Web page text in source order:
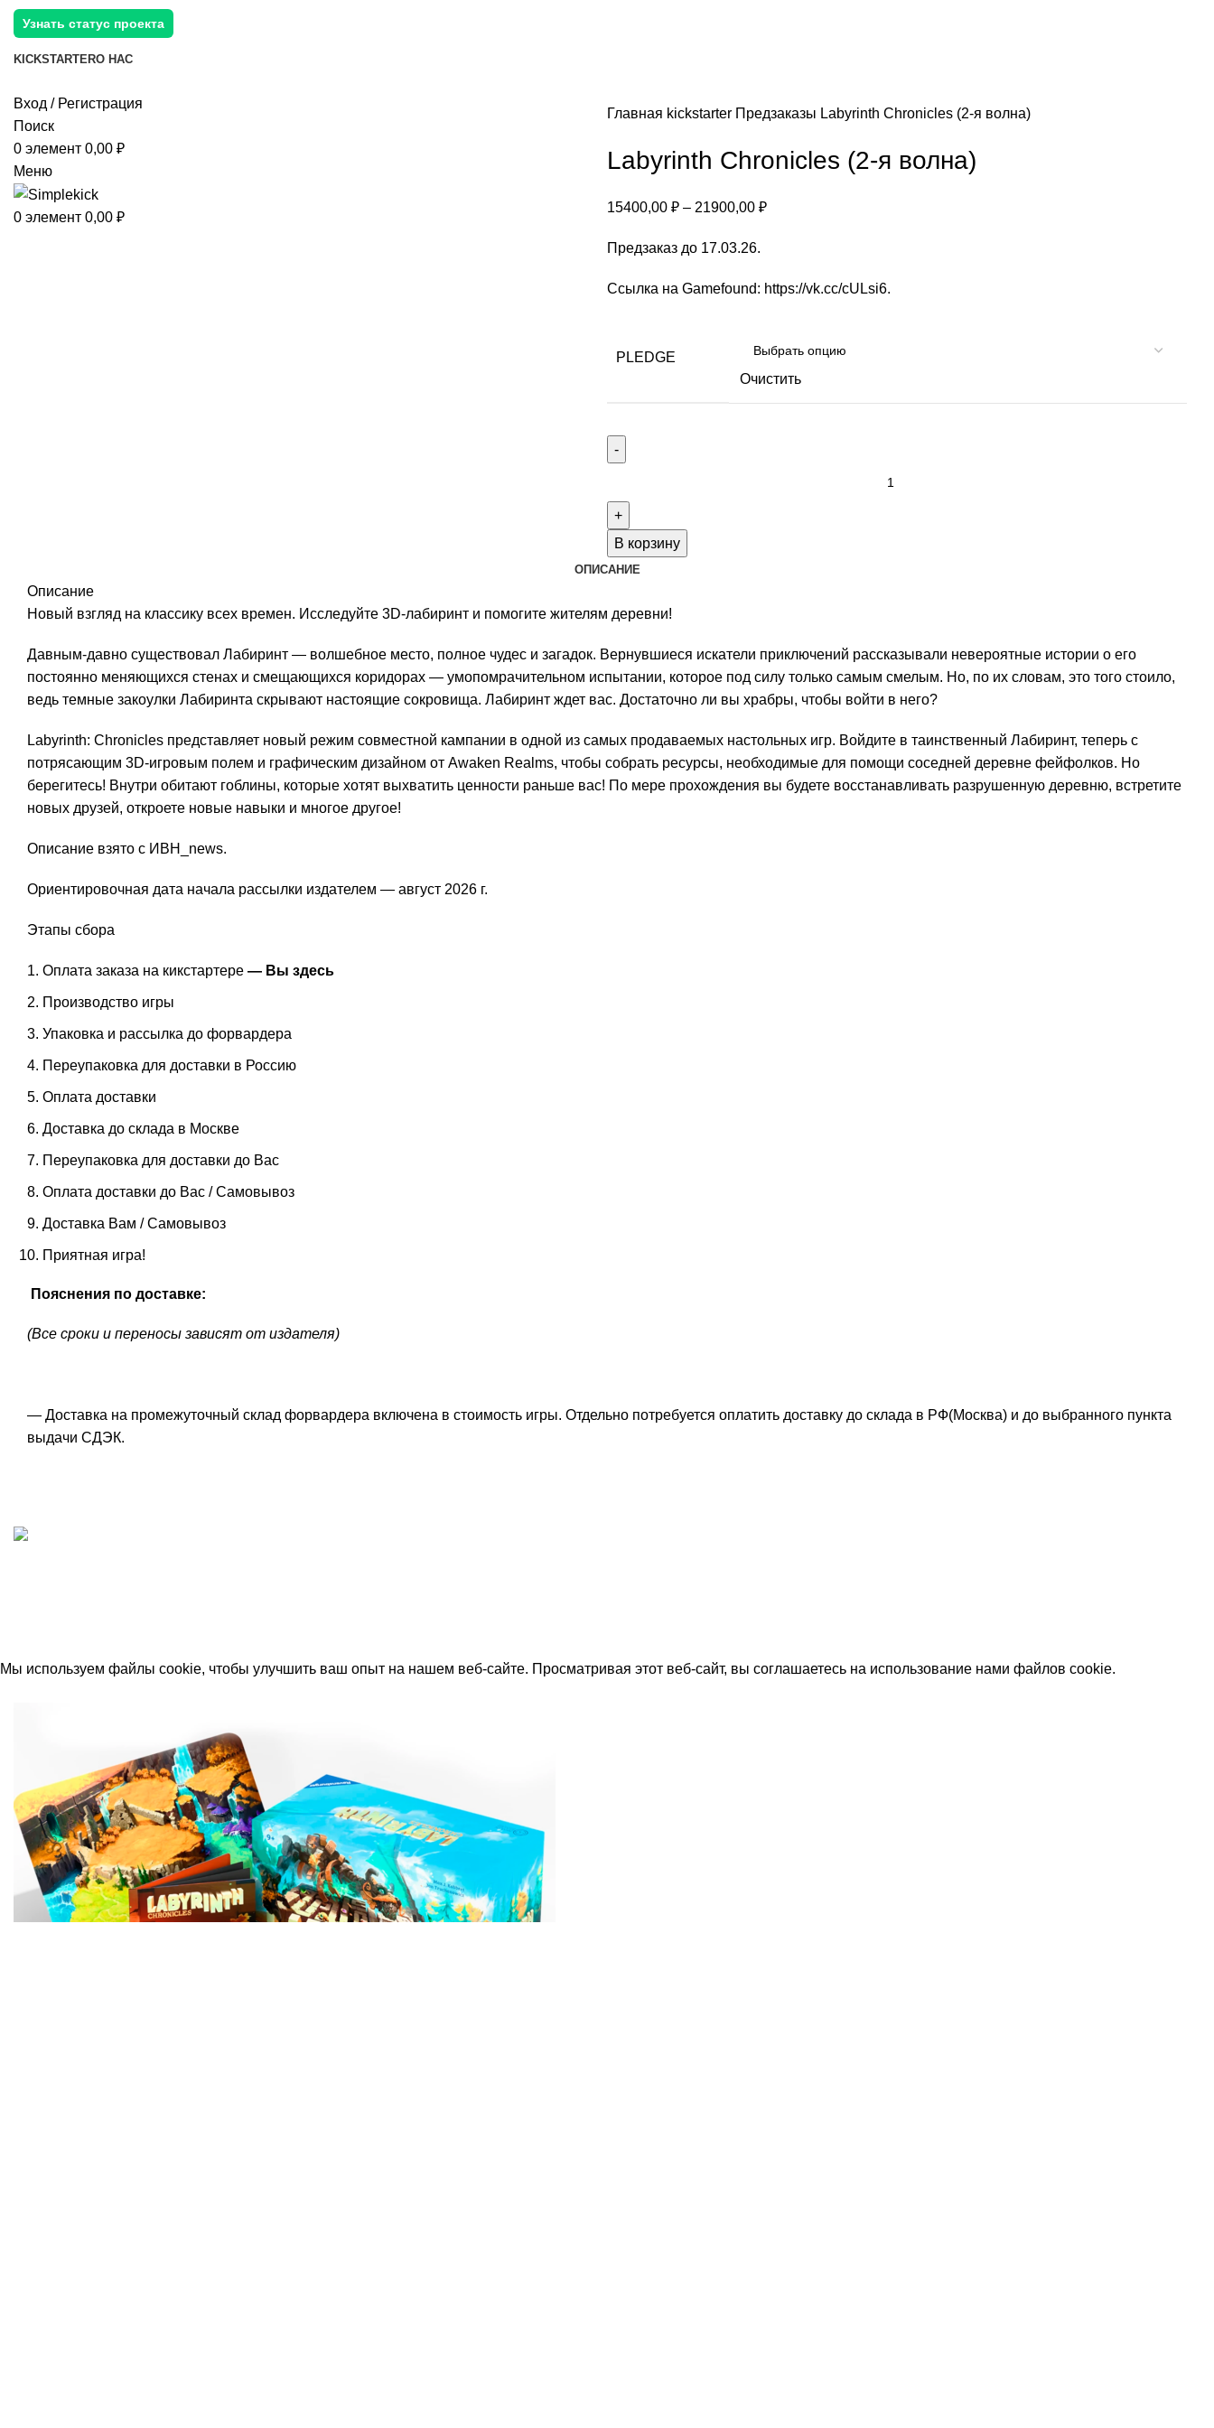
Узнать статус проекта
KICKSTARTERО НАС
Вход / Регистрация
Поиск
0 элемент 0,00 ₽
Меню
0 элемент 0,00 ₽
Главная kickstarter Предзаказы Labyrinth Chronicles (2-я волна)
Labyrinth Chronicles (2-я волна)
15400,00 ₽ – 21900,00 ₽
Предзаказ до 17.03.26.
Ссылка на Gamefound: https://vk.cc/cULsi6.
PLEDGE
Очистить
Labyrinth
Chronicles
(2-
волна)
В корзину
ОПИСАНИЕ
Описание
Новый взгляд на классику всех времен. Исследуйте 3D-лабиринт и помогите жителям деревни!
Давным-давно существовал Лабиринт — волшебное место, полное чудес и загадок. Вернувшиеся искатели приключений рассказывали невероятные истории о его
постоянно меняющихся стенах и смещающихся коридорах — умопомрачительном испытании, которое под силу только самым смелым. Но, по их словам, это того стоило,
ведь темные закоулки Лабиринта скрывают настоящие сокровища. Лабиринт ждет вас. Достаточно ли вы храбры, чтобы войти в него?
Labyrinth: Chronicles представляет новый режим совместной кампании в одной из самых продаваемых настольных игр. Войдите в таинственный Лабиринт, теперь с
потрясающим 3D-игровым полем и графическим дизайном от Awaken Realms, чтобы собрать ресурсы, необходимые для помощи соседней деревне фейфолков. Но
берегитесь! Внутри обитают гоблины, которые хотят выхватить ценности раньше вас! По мере прохождения вы будете восстанавливать разрушенную деревню, встретите
новых друзей, откроете новые навыки и многое другое!
Описание взято с ИВН_news.
Ориентировочная дата начала рассылки издателем — август 2026 г.
Этапы сбора
Оплата заказа на кикстартере — Вы здесь
Производство игры
Упаковка и рассылка до форвардера
Переупаковка для доставки в Россию
Оплата доставки
Доставка до склада в Москве
Переупаковка для доставки до Вас
Оплата доставки до Вас / Самовывоз
Доставка Вам / Самовывоз
Приятная игра!
Пояснения по доставке:
(Все сроки и переносы зависят от издателя)
— Доставка на промежуточный склад форвардера включена в стоимость игры. Отдельно потребуется оплатить доставку до склада в РФ(Москва) и до выбранного пункта
выдачи СДЭК.
Мы используем файлы cookie, чтобы улучшить ваш опыт на нашем веб-сайте. Просматривая этот веб-сайт, вы соглашаетесь на использование нами файлов cookie.